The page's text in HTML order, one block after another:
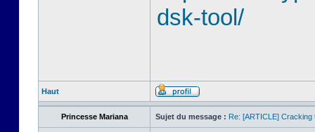
dsk-tool/
Haut
Princesse Mariana Sujet du message : Re: [ARTICLE] Cracking